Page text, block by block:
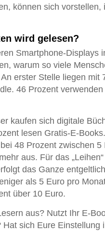
können sich vorstellen,
wird gelesen?
Smartphone-Displays
warum so viele
erster Stelle liegen mit
46 Prozent
kaufen sich digitale
lesen Gratis-E-
48 Prozent zwischen
aus. Für das
das Ganze
als 5 Euro pro
über 10 Euro.
aus? Nutzt Ihr E-
sich Eure Einstellung